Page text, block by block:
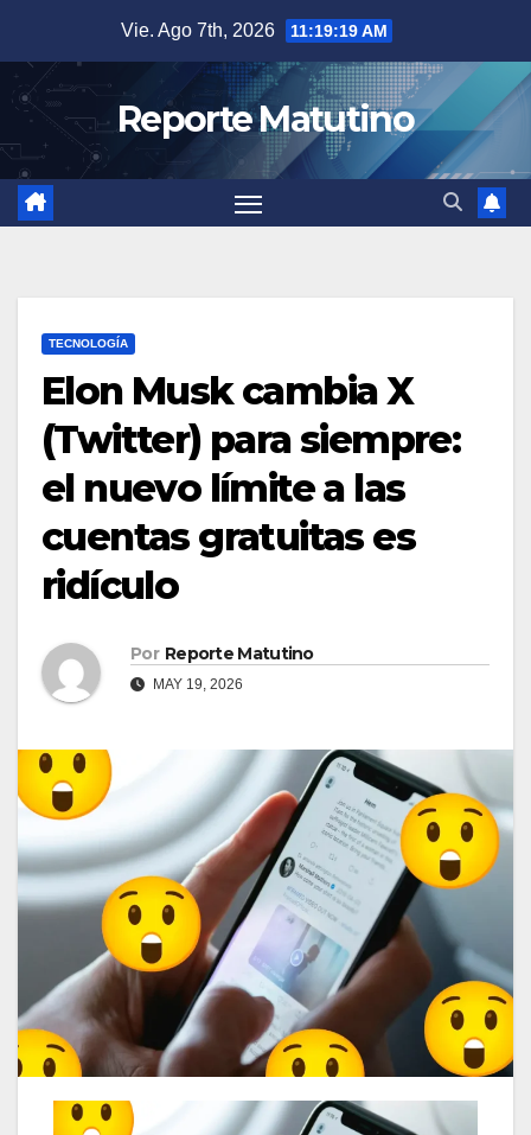
contenido
Vie. Ago 7th, 2026 11:19:20 AM
Reporte Matutino
TECNOLOGÍA
Elon Musk cambia X
(Twitter) para siempre:
el nuevo límite a las
cuentas gratuitas es
ridículo
Por Reporte Matutino
MAY 19, 2026